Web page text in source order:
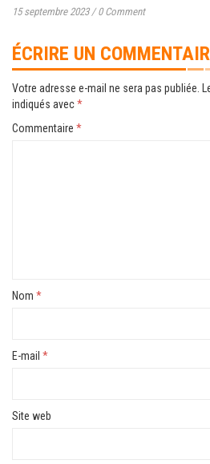
15 septembre 2023 / 0 Comment
ÉCRIRE UN
Votre adresse e-mail ne sera pas publiée.
indiqués avec*
Commentaire *
Nom *
E-mail *
Site web